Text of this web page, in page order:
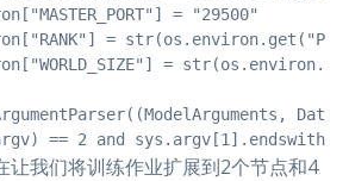
= "29500"
=
=
== 2 and
让我们将训练作业扩展到2个节点和4